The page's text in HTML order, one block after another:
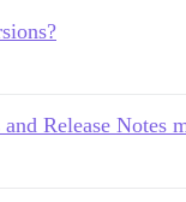
Release Notes